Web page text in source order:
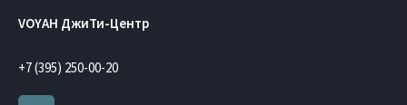
VOYAH ДжиТи-Центр
+7 (395) 250-00-20